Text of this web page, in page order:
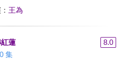
王為
蓮
8.0
集